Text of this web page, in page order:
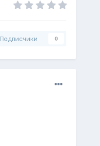
Подписчики 0